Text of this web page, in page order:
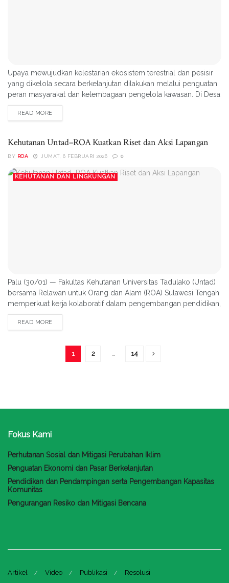
Upaya mewujudkan kelestarian ekosistem terestrial dan pesisir
yang dikelola secara berkelanjutan dilakukan melalui penguatan
peran masyarakat dan kelembagaan pengelola kawasan. Di Desa
Oncone Raya, Kabupaten Parigi Moutong, aksi konservasi pesisir
diwujudkan melalui pembentukan Kelompok Mangrove sebagai
ekosistem mangrove. Kelompok ini berperan dalam kegiatan...
READ MORE
Kehutanan Untad–ROA Kuatkan Riset dan Aksi Lapangan
BY ROA JUMAT, 6 FEBRUARI 2026 0
KEHUTANAN DAN LINGKUNGAN
Palu (30/01) — Fakultas Kehutanan Universitas Tadulako (Untad)
bersama Relawan untuk Orang dan Alam (ROA) Sulawesi Tengah
memperkuat kerja kolaboratif dalam pengembangan pendidikan,
riset terapan, dan pengabdian kepada masyarakat di sektor
kehutanan dan lingkungan hidup lewat Nota Kesepakatan
untuk menjawab berbagai tantangan pengelolaan sumber...
READ MORE
1 2 14
Fokus Kami
Perhutanan Sosial dan Mitigasi Perubahan Iklim
Penguatan Ekonomi dan Pasar Berkelanjutan
Pendidikan dan Pendampingan serta Pengembangan Kapasitas
Komunitas
Pengurangan Resiko dan Mitigasi Bencana
Artikel Video Publikasi Resolusi